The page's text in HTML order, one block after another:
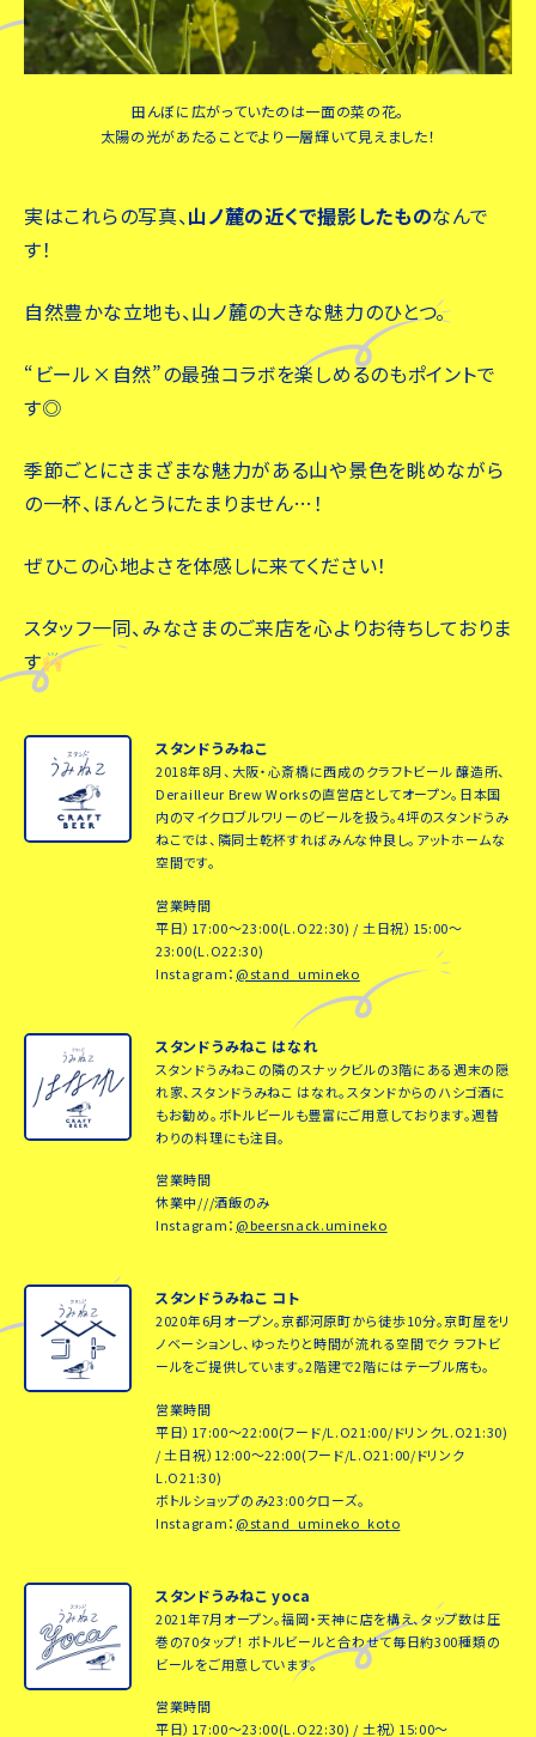
田んぼに広がっていたのは一面の菜の花。
太陽の光があたることでより一層輝いて見えました！
実はこれらの写真、山ノ麓の近くで撮影したものなんで
す！
自然豊かな立地も、山ノ麓の大きな魅力のひとつ。
“ビール×自然”の最強コラボを楽しめるのもポイントで
す◎
季節ごとにさまざまな魅力がある山や景色を眺めながら
の一杯、ほんとうにたまりません…！
ぜひこの心地よさを体感しに来てください！
スタッフ一同、みなさまのご来店を心よりお待ちしておりま
す
スタンドうみねこ
2018年8月、大阪・心斎橋に西成のクラフトビール 醸造所、
Derailleur Brew Worksの直営店としてオープン。日本国
内のマイクロブルワリーのビールを扱う。4坪のスタンドうみ
ねこでは、隣同士乾杯すればみんな仲良し。アットホームな
空間です。
営業時間
平日）17:00～23:00(L.O22:30) / 土日祝）15:00～
23:00(L.O22:30)
Instagram： @stand_umineko
スタンドうみねこ はなれ
スタンドうみねこの隣のスナックビルの3階にある週末の隠
れ家、スタンドうみねこ はなれ。スタンドからのハシゴ酒に
もお勧め。ボトルビールも豊富にご用意しております。週替
わりの料理にも注目。
営業時間
休業中///酒飯のみ
Instagram： @beersnack.umineko
スタンドうみねこ コト
2020年6月オープン。京都河原町から徒歩10分。京町屋をリ
ノベーションし、ゆったりと時間が流れる空間でク ラフトビ
ールをご提供しています。2階建で2階にはテーブル席も。
営業時間
平日）17:00～22:00(フード/L.O21:00/ドリンクL.O21:30)
/ 土日祝）12:00～22:00(フード/L.O21:00/ドリンク
L.O21:30)
ボトルショップのみ23:00クローズ。
Instagram： @stand_umineko_koto
スタンドうみねこ yoca
2021年7月オープン。福岡・天神に店を構え、タップ数は圧
巻の70タップ！ ボトルビールと合わせて毎日約300種類の
ビールをご用意しています。
営業時間
平日）17:00～23:00(L.O22:30) / 土祝）15:00～